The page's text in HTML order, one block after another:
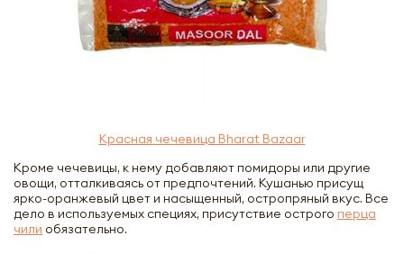
Красная чечевица Bharat Bazaar
Кроме чечевицы, к нему добавляют помидоры или другие
овощи, отталкиваясь от предпочтений. Кушанью присущ
ярко-оранжевый цвет и насыщенный, остропряный вкус. Все
дело в используемых специях, присутствие острого перца
чили обязательно.